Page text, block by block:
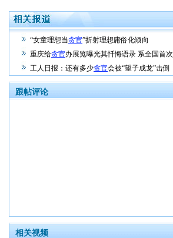
“女童理想当贪官”折射理想庸俗化倾向
重庆给贪官办展览曝光其忏悔语录 系全国首次
工人日报：还有多少贪官会被“望子成龙”击倒
跟帖评论
相关视频